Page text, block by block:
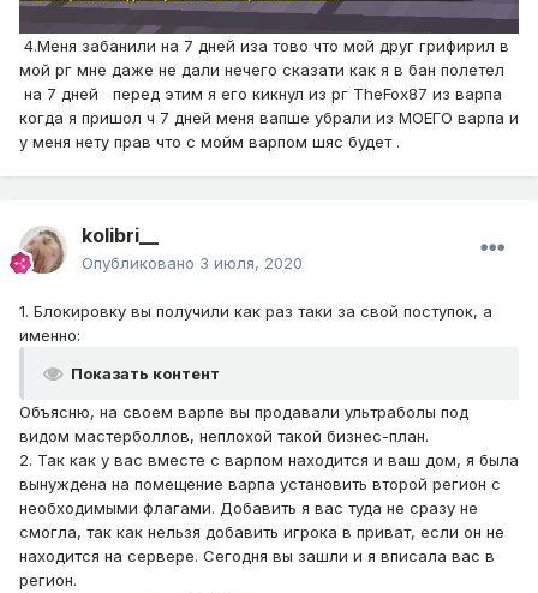
4.Меня забанили на 7 дней иза тово что мой друг грифирил в
мой рг мне даже не дали нечего сказати как я в бан полетел
на 7 дней перед этим я его кикнул из рг TheFox87 из варпа
когда я пришол ч 7 дней меня вапше убрали из МОЕГО варпа и
у меня нету прав что с мойм варпом шяс будет .
kolibri__
Опубликовано 3 июля, 2020
1. Блокировку вы получили как раз таки за свой поступок, а
именно:
Показать контент
Объясню, на своем варпе вы продавали ультраболы под
видом мастерболлов, неплохой такой бизнес-план.
2. Так как у вас вместе с варпом находится и ваш дом, я была
вынуждена на помещение варпа установить второй регион с
необходимыми флагами. Добавить я вас туда не сразу не
смогла, так как нельзя добавить игрока в приват, если он не
находится на сервере. Сегодня вы зашли и я вписала вас в
регион.